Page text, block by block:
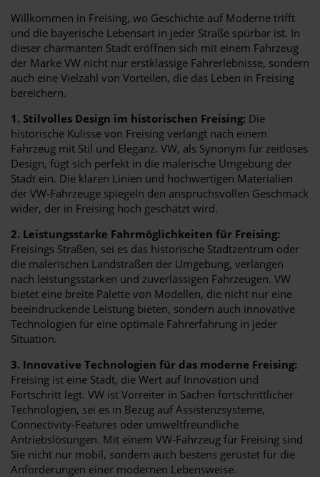
Willkommen in Freising, wo Geschichte auf Moderne trifft
und die bayerische Lebensart in jeder Straße spürbar ist. In
dieser charmanten Stadt eröffnen sich mit einem Fahrzeug
der Marke VW nicht nur erstklassige Fahrerlebnisse, sondern
auch eine Vielzahl von Vorteilen, die das Leben in Freising
bereichern.
1. Stilvolles Design im historischen Freising: Die
historische Kulisse von Freising verlangt nach einem
Fahrzeug mit Stil und Eleganz. VW, als Synonym für zeitloses
Design, fügt sich perfekt in die malerische Umgebung der
Stadt ein. Die klaren Linien und hochwertigen Materialien
der VW-Fahrzeuge spiegeln den anspruchsvollen Geschmack
wider, der in Freising hoch geschätzt wird.
2. Leistungsstarke Fahrmöglichkeiten für Freising:
Freisings Straßen, sei es das historische Stadtzentrum oder
die malerischen Landstraßen der Umgebung, verlangen
nach leistungsstarken und zuverlässigen Fahrzeugen. VW
bietet eine breite Palette von Modellen, die nicht nur eine
beeindruckende Leistung bieten, sondern auch innovative
Technologien für eine optimale Fahrerfahrung in jeder
Situation.
3. Innovative Technologien für das moderne Freising:
Freising ist eine Stadt, die Wert auf Innovation und
Fortschritt legt. VW ist Vorreiter in Sachen fortschrittlicher
Technologien, sei es in Bezug auf Assistenzsysteme,
Connectivity-Features oder umweltfreundliche
Antriebslösungen. Mit einem VW-Fahrzeug für Freising sind
Sie nicht nur mobil, sondern auch bestens gerüstet für die
Anforderungen einer modernen Lebensweise.